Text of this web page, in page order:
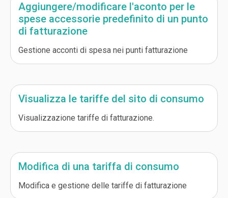
Aggiungere/modificare l'aconto per le
spese accessorie predefinito di un punto
di fatturazione
Gestione acconti di spesa nei punti fatturazione
Visualizza le tariffe del sito di consumo
Visualizzazione tariffe di fatturazione.
Modifica di una tariffa di consumo
Modifica e gestione delle tariffe di fatturazione